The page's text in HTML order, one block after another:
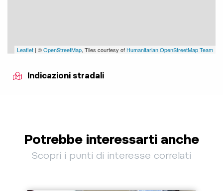
Leaflet | ©OpenStreetMap, Tiles courtesy of Humanitarian OpenStreetMap Team
Indicazioni stradali
Potrebbe interessarti anche
Scopri i punti di interesse correlati